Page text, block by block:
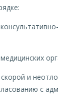
и
с